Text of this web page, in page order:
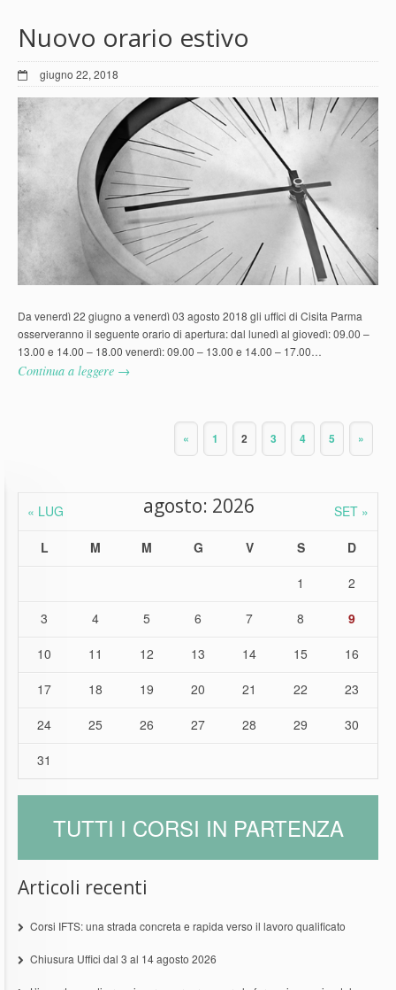
Nuovo orario estivo
giugno 22, 2018
Da venerdì 22 giugno a venerdì 03 agosto 2018 gli uffici di Cisita Parma
osserveranno il seguente orario di apertura: dal lunedì al giovedì: 09.00 –
13.00 e 14.00 – 18.00 venerdì: 09.00 – 13.00 e 14.00 – 17.00…
Continua a leggere →
« 1 2 3 4 5 »
« LUG SET »
agosto: 2026
L M M G V S
D
1
2
3
4 5 6 7 8
9
10
11 12 13 14 15
16
17
18 19 20 21 22
23
24
25 26 27 28 29
30
31
TUTTI I CORSI IN PARTENZA
Articoli recenti
Corsi IFTS: una strada concreta e rapida verso il lavoro qualificato
Chiusura Uffici dal 3 al 14 agosto 2026